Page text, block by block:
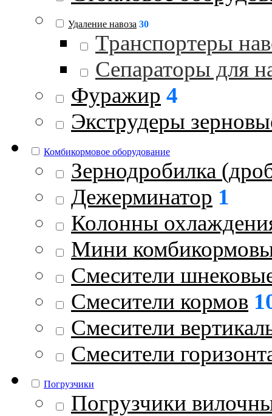
Удаление навоза 30
Транспортеры
Сепараторы для
Фуражир 4
Экструдеры
Комбикормовое оборудование
Зернодробилка
Дежерминатор 1
Колонны
Мини
Смесители
Смесители кормов
Смесители
Смесители
Погрузчики
Погрузчики